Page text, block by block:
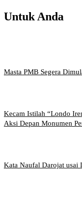
Untuk Anda
Masta PMB Segera
Kecam Istilah “Londo
Aksi Depan Monumen
Kata Naufal Darojat usai